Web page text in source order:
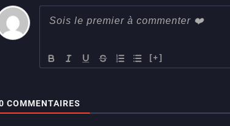
[+]
COMMENTAIRES